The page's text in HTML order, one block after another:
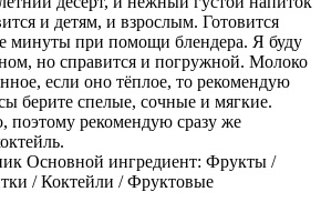
и детям, и взрослым. Готовится
минуты при помощи блендера. Я буду
но справится и погружной. Молоко
если оно тёплое, то рекомендую
берите спелые, сочные и мягкие.
поэтому рекомендую сразу же
Основной ингредиент: Фрукты /
/ Коктейли / Фруктовые